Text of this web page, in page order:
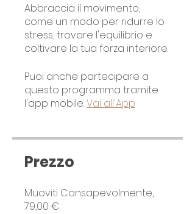
Abbraccia il movimento,
come un modo per ridurre lo
stress, trovare l'equilibrio e
coltivare la tua forza interiore.
Puoi anche partecipare a
questo programma tramite
l'app mobile.Vai all'App
Prezzo
Muoviti Consapevolmente,
79,00 €